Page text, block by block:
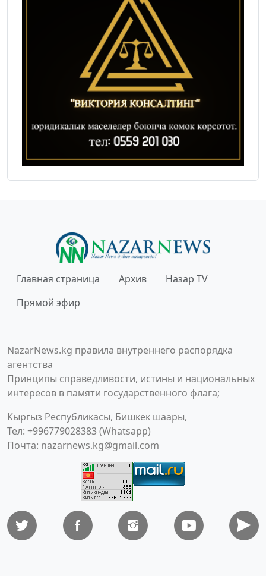
Главная страница Архив
Назар TV
Прямой эфир
NazarNews.kg правила внутреннего распорядка
агентства
Принципы справедливости, истины и национальных
интересов в памяти государственного флага;
Кыргыз Республикасы, Бишкек шаары,
Тел: +996779028383 (Whatsapp)
Почта: nazarnews.kg@gmail.com